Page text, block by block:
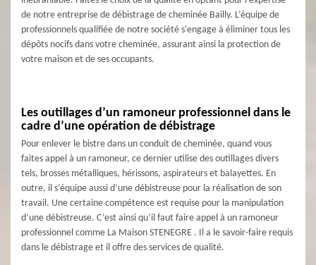
de notre entreprise de débistrage de cheminée Bailly. L’équipe de
professionnels qualifiée de notre société s'engage à éliminer tous les
dépôts nocifs dans votre cheminée, assurant ainsi la protection de
votre maison et de ses occupants.
Les outillages d’un ramoneur professionnel dans le
cadre d’une opération de débistrage
Pour enlever le bistre dans un conduit de cheminée, quand vous
faites appel à un ramoneur, ce dernier utilise des outillages divers
tels, brosses métalliques, hérissons, aspirateurs et balayettes. En
outre, il s’équipe aussi d’une débistreuse pour la réalisation de son
travail. Une certaine compétence est requise pour la manipulation
d’une débistreuse. C’est ainsi qu’il faut faire appel à un ramoneur
professionnel comme La Maison STENEGRE . Il a le savoir-faire requis
dans le débistrage et il offre des services de qualité.